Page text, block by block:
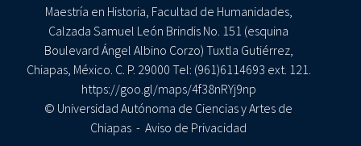
Maestría en Historia, Facultad de Humanidades,
Calzada Samuel León Brindis No. 151 (esquina
Boulevard Ángel Albino Corzo) Tuxtla Gutiérrez,
Chiapas, México. C. P. 29000 Tel: (961)6114693 ext. 121.
https://goo.gl/maps/4f38nRYj9np
© Universidad Autónoma de Ciencias y Artes de
Chiapas - Aviso de Privacidad